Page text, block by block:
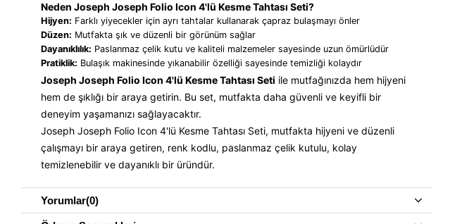
Neden Joseph Joseph Folio Icon 4'lü Kesme Tahtası Seti?
Hijyen: Farklı yiyecekler için ayrı tahtalar kullanarak çapraz bulaşmayı önler
Düzen: Mutfakta şık ve düzenli bir görünüm sağlar
Dayanıklılık: Paslanmaz çelik kutu ve kaliteli malzemeler sayesinde uzun ömürlüdür
Pratiklik: Bulaşık makinesinde yıkanabilir özelliği sayesinde temizliği kolaydır
Joseph Joseph Folio Icon 4'lü Kesme Tahtası Seti ile mutfağınızda hem hijyeni
hem de şıklığı bir araya getirin. Bu set, mutfakta daha güvenli ve keyifli bir
deneyim yaşamanızı sağlayacaktır.
Joseph Joseph Folio Icon 4'lü Kesme Tahtası Seti, mutfakta hijyeni ve düzenli
çalışmayı bir araya getiren, renk kodlu, paslanmaz çelik kutulu, kolay
temizlenebilir ve dayanıklı bir üründür.
Yorumlar(0)